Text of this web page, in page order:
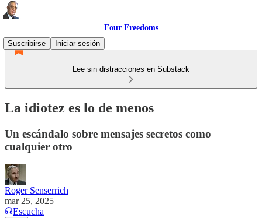
Four Freedoms
Suscribirse
Iniciar sesión
Lee sin distracciones en Substack
La idiotez es lo de menos
Un escándalo sobre mensajes secretos como
cualquier otro
Roger Senserrich
mar 25, 2025
Escucha